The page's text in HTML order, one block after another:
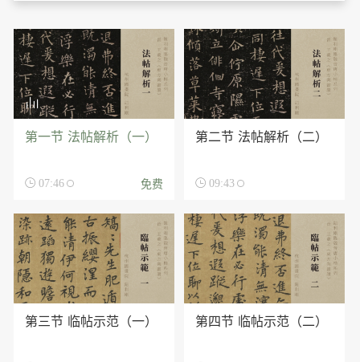

第一节 法帖解析（一）
 07:46 免费
第二节 法帖解析（二）
 09:43
第三节 临帖示范（一） 第四节 临帖示范（二）